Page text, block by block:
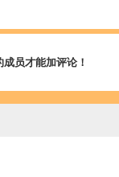
员才能加评论！